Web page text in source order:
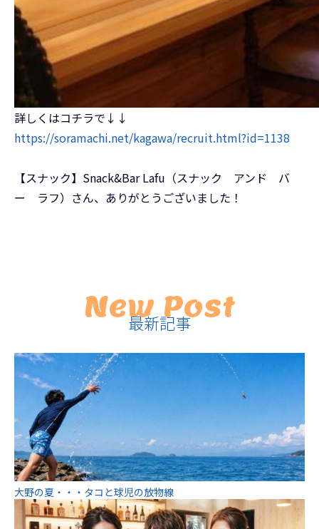
詳しくはコチラで↓↓
https://soramachi.net/kagawa/recruit.html?id=1138
【スナック】Snack&Bar Lafu（スナック アンド バ
ー ラフ）さん、ありがとうございました！
New Post
最新記事
大野の夏・・・タコと球児の放物線